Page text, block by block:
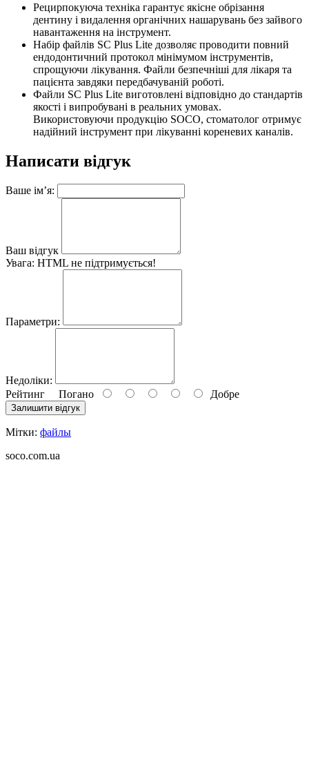
Рецирпокуюча техніка гарантує якісне обрізання
дентину і видалення органічних нашарувань без зайвого
навантаження на інструмент.
Набір файлів SC Plus Lite дозволяє проводити повний
ендодонтичний протокол мінімумом інструментів,
спрощуючи лікування. Файли безпечніші для лікаря та
пацієнта завдяки передбачуваній роботі.
Файли SC Plus Lite виготовлені відповідно до стандартів
якості і випробувані в реальних умовах.
Використовуючи продукцію SOCO, стоматолог отримує
надійний інструмент при лікуванні кореневих каналів.
Написати відгук
Ваше ім’я:
Ваш відгук
Увага: HTML не підтримується!
Параметри:
Недоліки:
Рейтинг Погано Добре
Залишити відгук
Мітки: файлы
soco.com.ua